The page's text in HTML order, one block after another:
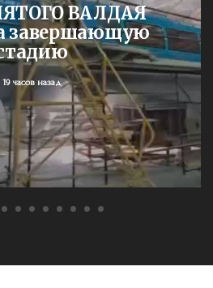
ВАЛДАЯ
завершающую
19 часов назад